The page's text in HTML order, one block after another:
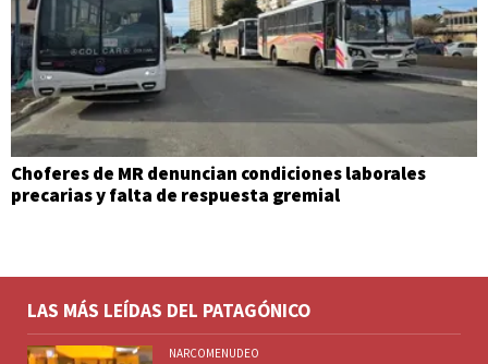
Choferes de MR denuncian condiciones laborales
precarias y falta de respuesta gremial
LAS MÁS LEÍDAS DEL PATAGÓNICO
NARCOMENUDEO